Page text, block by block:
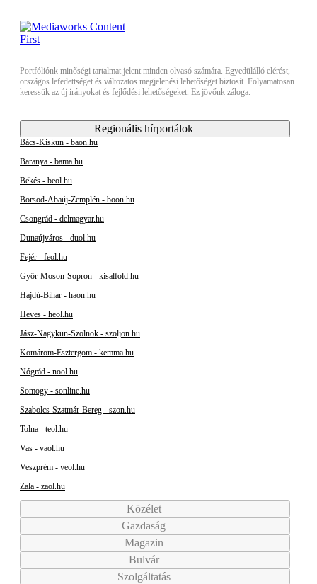
Portfóliónk minőségi tartalmat jelent minden olvasó számára. Egyedülálló elérést,
országos lefedettséget és változatos megjelenési lehetőséget biztosít. Folyamatosan
keressük az új irányokat és fejlődési lehetőségeket. Ez jövőnk záloga.
Regionális hírportálok
Bács-Kiskun - baon.hu
Baranya - bama.hu
Békés - beol.hu
Borsod-Abaúj-Zemplén - boon.hu
Csongrád - delmagyar.hu
Dunaújváros - duol.hu
Fejér - feol.hu
Győr-Moson-Sopron - kisalfold.hu
Hajdú-Bihar - haon.hu
Heves - heol.hu
Jász-Nagykun-Szolnok - szoljon.hu
Komárom-Esztergom - kemma.hu
Nógrád - nool.hu
Somogy - sonline.hu
Szabolcs-Szatmár-Bereg - szon.hu
Tolna - teol.hu
Vas - vaol.hu
Veszprém - veol.hu
Zala - zaol.hu
Közélet
Gazdaság
Magazin
Bulvár
Szolgáltatás